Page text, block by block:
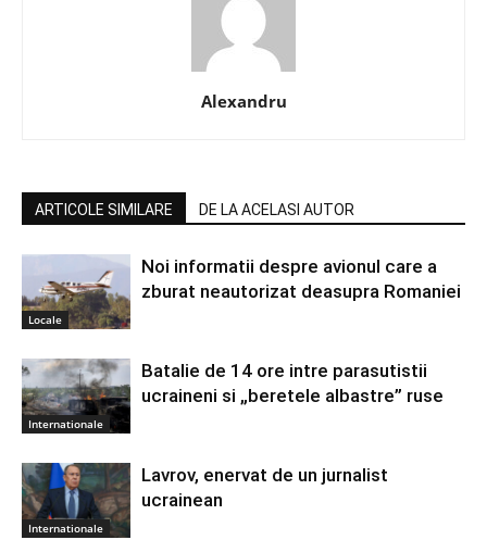
Alexandru
ARTICOLE SIMILARE DE LA ACELASI AUTOR
Locale
Noi informatii despre avionul care a
zburat neautorizat deasupra Romaniei
Internationale
Batalie de 14 ore intre parasutistii
ucraineni si „beretele albastre” ruse
Internationale
Lavrov, enervat de un jurnalist
ucrainean